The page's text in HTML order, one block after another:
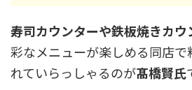
寿司カウンターや鉄板焼きカウ
彩なメニューが楽しめる同店で
れていらっしゃるのが髙橋賢氏